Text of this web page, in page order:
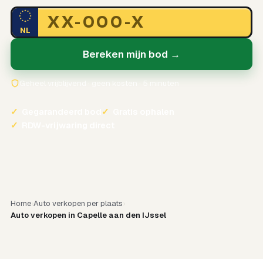
NL
Bereken mijn bod →
✓ ✓
✓
Home Auto verkopen per plaats
Auto verkopen in Capelle aan den IJssel